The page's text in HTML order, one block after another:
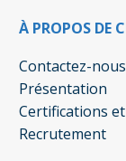
À PROPOS DE
Contactez-nous
Présentation
Certifications
Recrutement